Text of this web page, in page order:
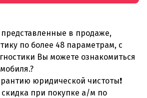
в продаже,
по более 48 параметрам, с
Вы можете ознакомиться
юридической чистоты❗
при покупке а/м по